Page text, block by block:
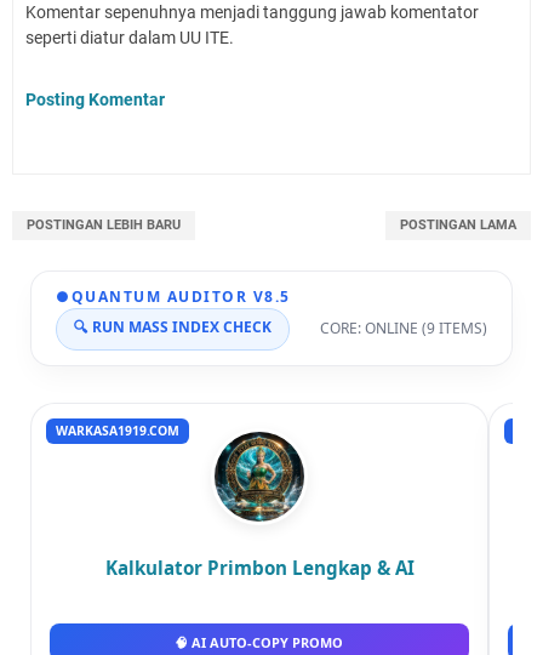
Komentar sepenuhnya menjadi tanggung jawab komentator
seperti diatur dalam UU ITE.
Posting Komentar
POSTINGAN LEBIH BARU POSTINGAN LAMA
●QUANTUM AUDITOR V8.5
🔍 RUN MASS INDEX CHECK
CORE: ONLINE (9 ITEMS)
WARKASA1919.COM
Kalkulator Primbon Lengkap & AI
🧠 AI AUTO-COPY PROMO